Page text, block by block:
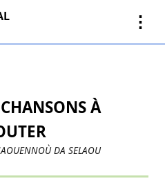
⋮
À
DA SELAOU